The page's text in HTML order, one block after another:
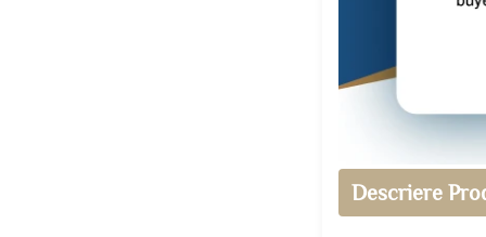
Descriere